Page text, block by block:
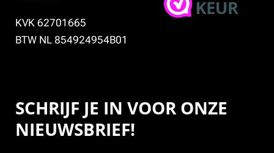
KVK 62701665
BTW NL 854924954B01
SCHRIJF JE IN VOOR ONZE
NIEUWSBRIEF!